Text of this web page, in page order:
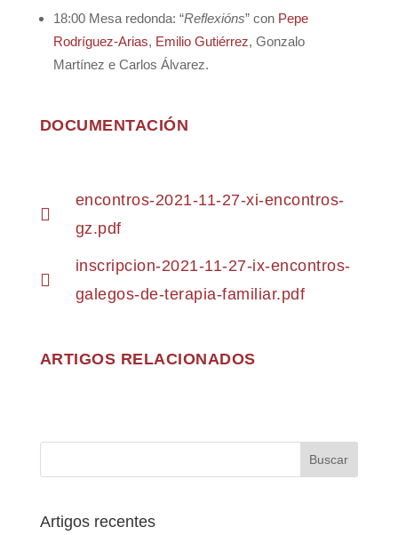
18:00 Mesa redonda: “Reflexións” con Pepe
Rodríguez-Arias, Emilio Gutiérrez, Gonzalo
Martínez e Carlos Álvarez.
DOCUMENTACIÓN
encontros-2021-11-27-xi-encontros-
gz.pdf
inscripcion-2021-11-27-ix-encontros-
galegos-de-terapia-familiar.pdf
ARTIGOS RELACIONADOS
Artigos recentes